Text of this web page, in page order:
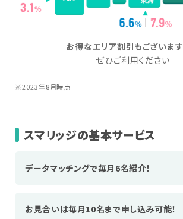
お得なエリア割引もございます
ぜひご利用ください
※2023年8月時点
スマリッジの基本サービス
データマッチングで毎月6名紹介！
お見合いは毎月10名まで申し込み可能！